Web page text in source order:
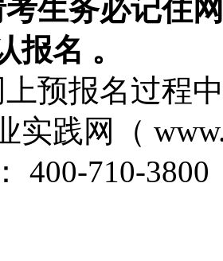
生务必记住
报名 。
报名过程中
实践网（
400-710-